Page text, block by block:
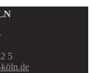
5